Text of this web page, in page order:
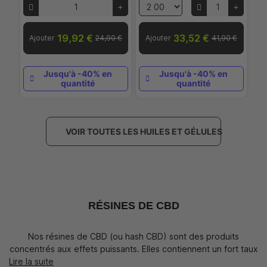
Ajouter 19,92 € 24,90 €
Jusqu'à -40% en
quantité
Ajouter 33,52 € 41,90 €
Jusqu'à -40% en
quantité
VOIR TOUTES LES HUILES ET GÉLULES
RÉSINES DE CBD
Nos résines de CBD (ou hash CBD) sont des produits
concentrés aux effets puissants. Elles contiennent un fort taux
de CBD tout en respectant les normes légales de THC.
Lire la suite